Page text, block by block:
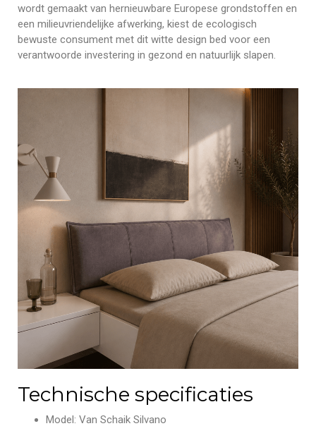
wordt gemaakt van hernieuwbare Europese grondstoffen en
een milieuvriendelijke afwerking, kiest de ecologisch
bewuste consument met dit witte design bed voor een
verantwoorde investering in gezond en natuurlijk slapen.
Technische specificaties
Model: Van Schaik Silvano